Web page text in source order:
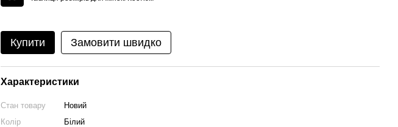
Купити Замовити швидко
Характеристики
Стан товару
Новий
Колір
Білий